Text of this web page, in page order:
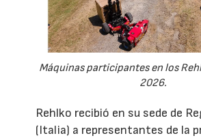
Máquinas participantes en los
2026.
Rehlko recibió en su sede de
(Italia) a representantes de la